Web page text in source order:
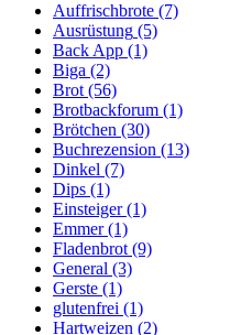
Auffrischbrote (7)
Ausrüstung (5)
Back App (1)
Biga (2)
Brot (56)
Brotbackforum (1)
Brötchen (30)
Buchrezension (13)
Dinkel (7)
Dips (1)
Einsteiger(1)
Emmer(1)
Fladenbrot (9)
General (3)
Gerste (1)
glutenfrei (1)
Hartweizen (2)